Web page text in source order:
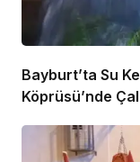
Bayburt’ta Su
Köprüsü’nde